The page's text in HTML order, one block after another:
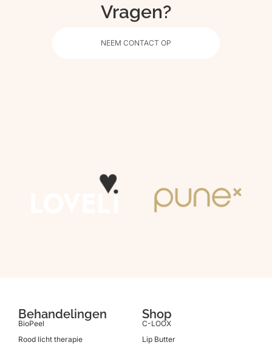
Vragen?
NEEM CONTACT OP
Behandelingen
BioPeel
Rood licht therapie
Shop
C-LOOX
Lip Butter